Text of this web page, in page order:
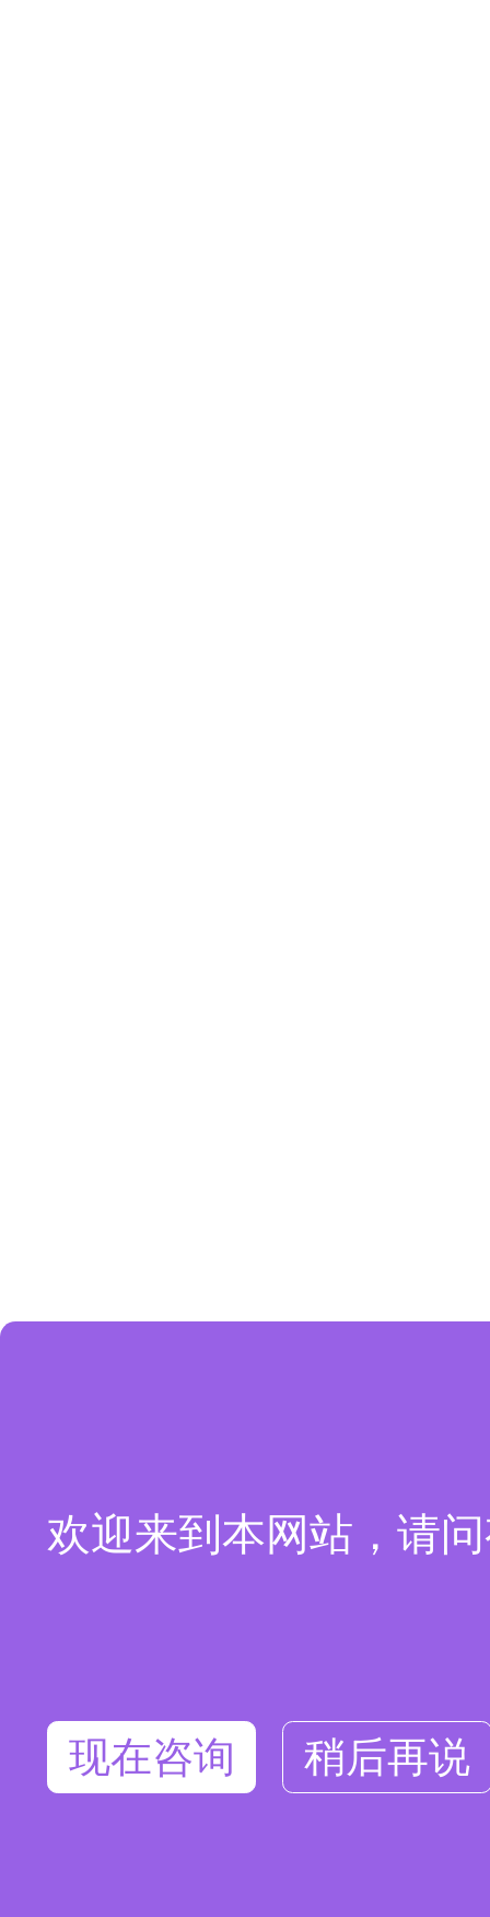
欢迎来到本网站，请
现在咨询 稍后再说